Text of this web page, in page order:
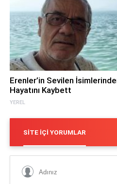
YEREL
Erenler’in Sevilen
Hayatını Kaybett
SITE İÇI YORUMLAR